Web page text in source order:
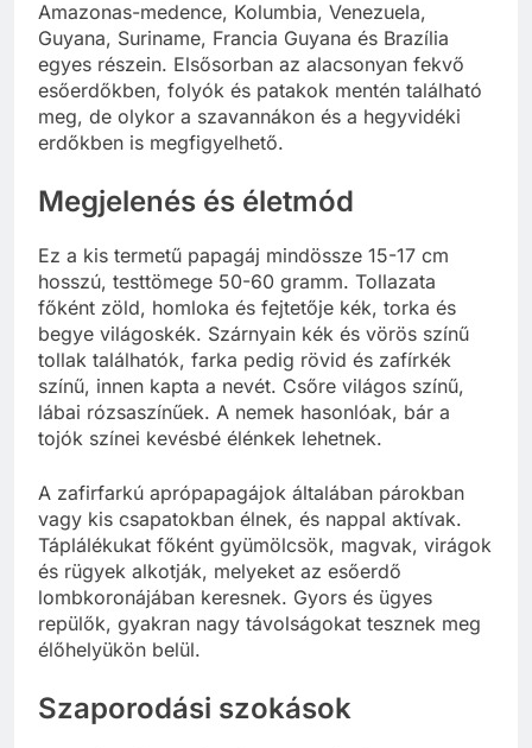
Amazonas-medence, Kolumbia, Venezuela,
Guyana, Suriname, Francia Guyana és Brazília
egyes részein. Elsősorban az alacsonyan fekvő
esőerdőkben, folyók és patakok mentén található
meg, de olykor a szavannákon és a hegyvidéki
erdőkben is megfigyelhető.
Megjelenés és életmód
Ez a kis termetű papagáj mindössze 15-17 cm
hosszú, testtömege 50-60 gramm. Tollazata
főként zöld, homloka és fejtetője kék, torka és
begye világoskék. Szárnyain kék és vörös színű
tollak találhatók, farka pedig rövid és zafírkék
színű, innen kapta a nevét. Csőre világos színű,
lábai rózsaszínűek. A nemek hasonlóak, bár a
tojók színei kevésbé élénkek lehetnek.
A zafirfarkú aprópapagájok általában párokban
vagy kis csapatokban élnek, és nappal aktívak.
Táplálékukat főként gyümölcsök, magvak, virágok
és rügyek alkotják, melyeket az esőerdő
lombkoronájában keresnek. Gyors és ügyes
repülők, gyakran nagy távolságokat tesznek meg
élőhelyükön belül.
Szaporodási szokások